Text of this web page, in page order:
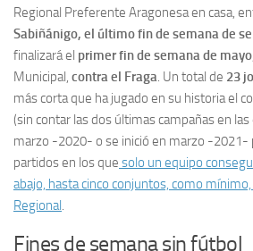
Regional Preferente Aragonesa en casa,
Sabiñánigo, el último fin de semana de
finalizará el primer fin de semana de mayo
Municipal, contra el Fraga . Un total de 23
más corta que ha jugado en su historia el
(sin contar las dos últimas campañas en
marzo -2020- o se inició en marzo -2021-
partidos en los que solo un equipo
abajo, hasta cinco conjuntos, como
Regional
Fines de semana sin fútbol